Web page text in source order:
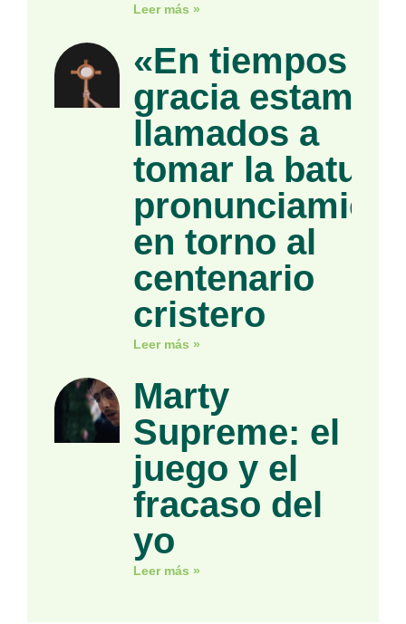
Leer más »
«En tiempos de
gracia estamos
llamados a
tomar la
en torno al
centenario
cristero
Leer más »
Marty
Supreme: el
juego y el
fracaso del
yo
Leer más »